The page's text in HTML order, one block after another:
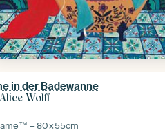
in der Badewanne
Alice Wolff
–80×55cm